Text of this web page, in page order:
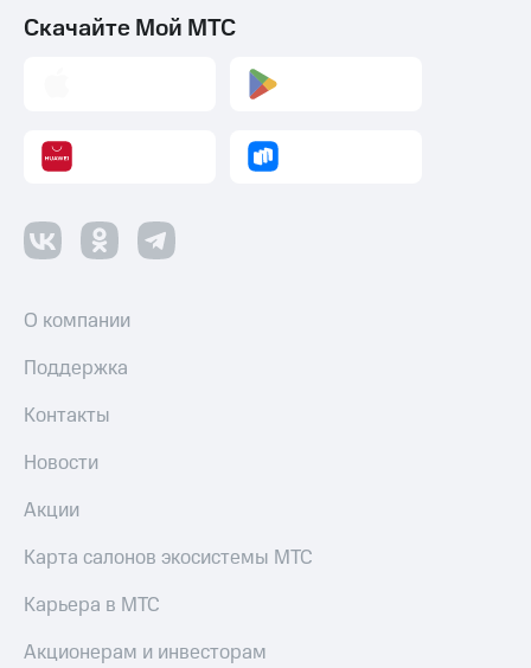
Скачайте Мой МТС
О компании
Поддержка
Контакты
Новости
Акции
Карта салонов экосистемы МТС
Карьера в МТС
Акционерам и инвесторам